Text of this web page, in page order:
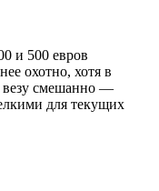
и 500 евров
охотно, хотя в
везу смешанно —
для текущих